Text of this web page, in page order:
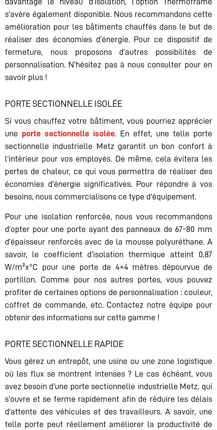
s’avère également disponible. Nous recommandons cette
amélioration pour les bâtiments chauffés dans le but de
réaliser des économies d’énergie. Pour ce dispositif de
fermeture, nous proposons d’autres possibilités de
personnalisation. N’hésitez pas à nous consulter pour en
savoir plus !
PORTE SECTIONNELLE ISOLÉE
Si vous chauffez votre bâtiment, vous pourriez apprécier
une porte sectionnelle isolée. En effet, une telle porte
sectionnelle industrielle Metz garantit un bon confort à
l’intérieur pour vos employés. De même, cela évitera les
pertes de chaleur, ce qui vous permettra de réaliser des
économies d’énergie significatives. Pour répondre à vos
besoins, nous commercialisons ce type d’équipement.
Pour une isolation renforcée, nous vous recommandons
d’opter pour une porte ayant des panneaux de 67-80 mm
d’épaisseur renforcés avec de la mousse polyuréthane. A
savoir, le coefficient d’isolation thermique atteint 0,87
W/m²x°C pour une porte de 4×4 mètres dépourvue de
portillon. Comme pour nos autres portes, vous pouvez
profiter de certaines options de personnalisation : couleur,
coffret de commande, etc. Contactez notre équipe pour
obtenir des informations sur cette gamme !
PORTE SECTIONNELLE RAPIDE
Vous gérez un entrepôt, une usine ou une zone logistique
où les flux se montrent intenses ? Le cas échéant, vous
avez besoin d’une porte sectionnelle industrielle Metz, qui
s’ouvre et se ferme rapidement afin de réduire les délais
d’attente des véhicules et des travailleurs. A savoir, une
telle porte peut réellement améliorer la productivité de